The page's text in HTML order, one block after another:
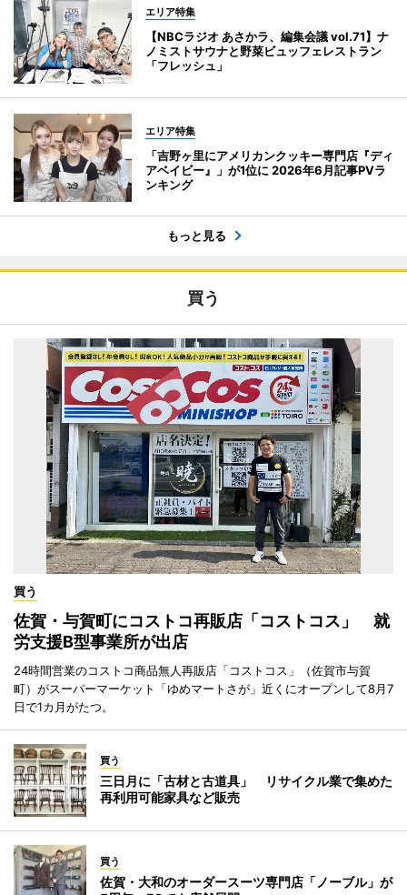
エリア特集
【NBCラジオ あさかラ、編集会議 vol.71】ナ
ノミストサウナと野菜ビュッフェレストラン
「フレッシュ」
エリア特集
「吉野ヶ里にアメリカンクッキー専門店『ディ
アベイビー』」が1位に 2026年6月記事PVラ
ンキング
もっと見る
買う
買う
佐賀・与賀町にコストコ再販店「コストコス」 就
労支援B型事業所が出店
24時間営業のコストコ商品無人再販店「コストコス」（佐賀市与賀
町）がスーパーマーケット「ゆめマートさが」近くにオープンして8月7
日で1カ月がたつ。
買う
三日月に「古材と古道具」 リサイクル業で集めた
再利用可能家具など販売
買う
佐賀・大和のオーダースーツ専門店「ノーブル」が